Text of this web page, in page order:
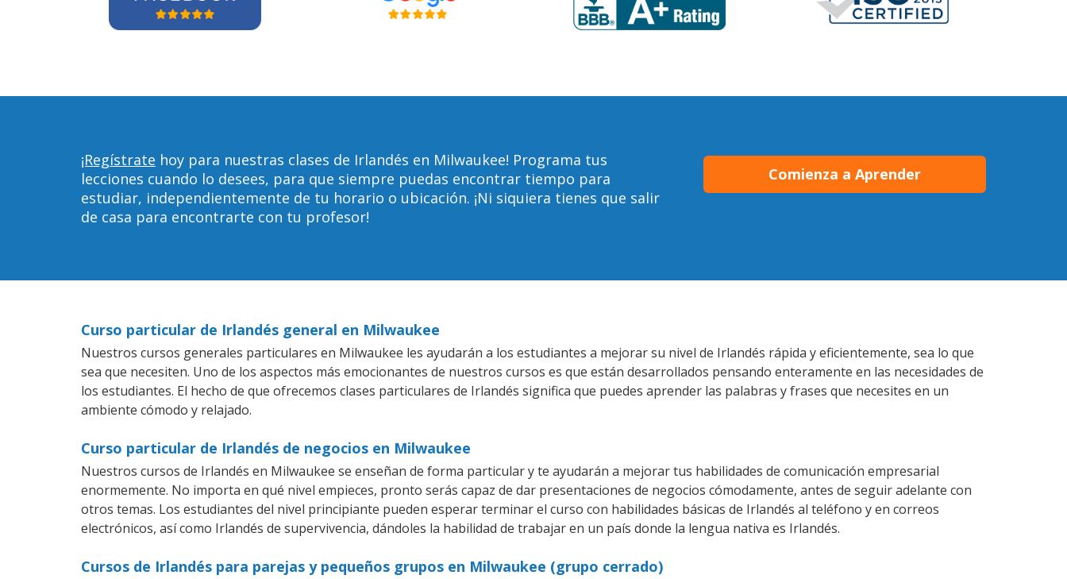
¡Regístrate hoy para nuestras clases de Irlandés en Milwaukee! Programa tus
lecciones cuando lo desees, para que siempre puedas encontrar tiempo para
estudiar, independientemente de tu horario o ubicación. ¡Ni siquiera tienes que salir
de casa para encontrarte con tu profesor!
Comienza a Aprender
Curso particular de Irlandés general en Milwaukee
Nuestros cursos generales particulares en Milwaukee les ayudarán a los estudiantes a mejorar su nivel de Irlandés rápida y eficientemente, sea lo que
sea que necesiten. Uno de los aspectos más emocionantes de nuestros cursos es que están desarrollados pensando enteramente en las necesidades de
los estudiantes. El hecho de que ofrecemos clases particulares de Irlandés significa que puedes aprender las palabras y frases que necesites en un
ambiente cómodo y relajado.
Curso particular de Irlandés de negocios en Milwaukee
Nuestros cursos de Irlandés en Milwaukee se enseñan de forma particular y te ayudarán a mejorar tus habilidades de comunicación empresarial
enormemente. No importa en qué nivel empieces, pronto serás capaz de dar presentaciones de negocios cómodamente, antes de seguir adelante con
otros temas. Los estudiantes del nivel principiante pueden esperar terminar el curso con habilidades básicas de Irlandés al teléfono y en correos
electrónicos, así como Irlandés de supervivencia, dándoles la habilidad de trabajar en un país donde la lengua nativa es Irlandés.
Cursos de Irlandés para parejas y pequeños grupos en Milwaukee (grupo cerrado)